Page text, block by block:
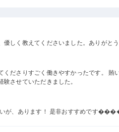
優しく教えてくださいました。ありがと
くださりすごく働きやすかったです。 賄
させていただきました。
いが、あります！ 是非おすすめです